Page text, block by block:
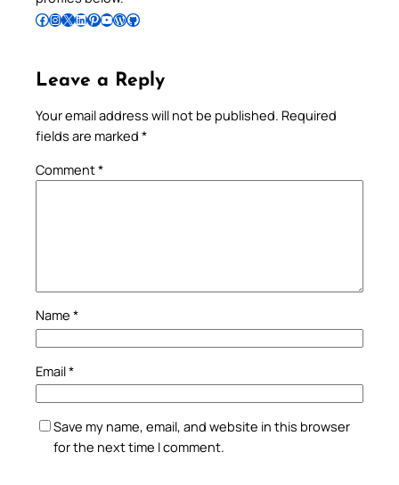
Follow Pradeep on Facebook Follow Pradeep on InstagramFollow Pradeep on X Follow Pradeep on LinkedIn Follow Pradeep on Pinterest Subscribe to Pradeep’s Youtube Channel Follow Pradeep on WordPress Follow Pradeep on GitHub
Leave a Reply
Your email address will not be published. Required
fields are marked *
Comment*
Name *
Email*
Save my name, email, and website in this browser
for the next time I comment.